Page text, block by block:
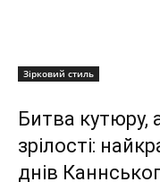
Зірковий стиль
Битва кутюру,
зрілості:
днів